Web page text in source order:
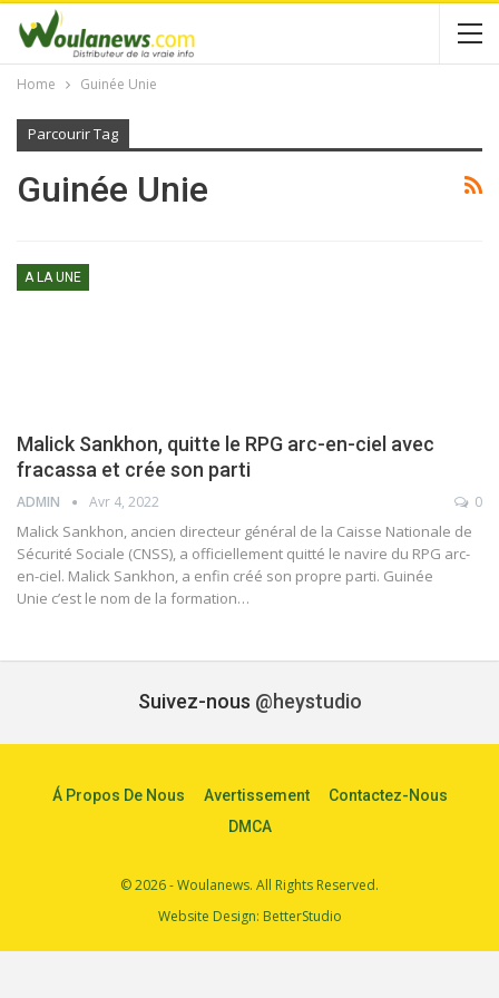
Home Guinée Unie
Parcourir Tag
Guinée Unie
A LA UNE
Malick Sankhon, quitte le RPG arc-en-ciel avec
fracassa et crée son parti
ADMIN Avr 4, 2022 0
Malick Sankhon, ancien directeur général de la Caisse Nationale de
Sécurité Sociale (CNSS), a officiellement quitté le navire du RPG arc-
en-ciel. Malick Sankhon, a enfin créé son propre parti. Guinée
Unie c’est le nom de la formation…
Suivez-nous @heystudio
Á Propos De Nous Avertissement
Contactez-Nous
DMCA
© 2026 - Woulanews. All Rights Reserved.
Website Design: BetterStudio